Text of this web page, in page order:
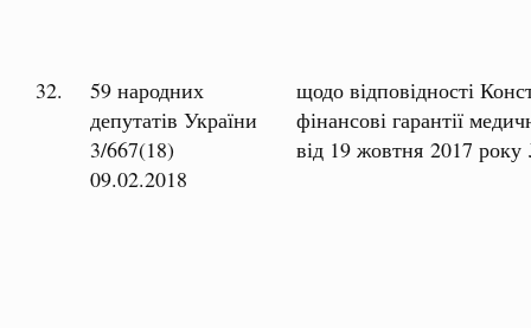
32.
59 народних
депутатів України
3/667(18)
09.02.2018
щодо відповідності
фінансові гарантії
від 19 жовтня 2017